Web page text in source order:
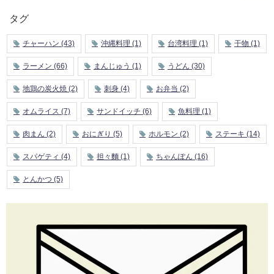
タグ
チャーハン (43) 沖縄料理 (1) 台湾料理 (1) 干物 (1)
ラーメン (66) まんじゅう (1) うどん (30)
地鶏の炭火焼 (2) 刺身 (4) お弁当 (2)
オムライス (7) サンドイッチ (6) 魚料理 (1)
肉まん (2) おにぎり (5) ホルモン (2) ステーキ (14)
スパゲティ (4) 担々麵 (1) ちゃんぽん (16)
とんかつ (5)